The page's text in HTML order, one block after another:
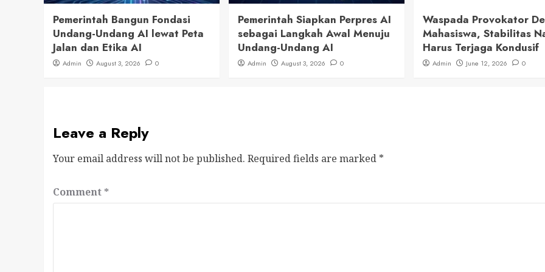
Pemerintah Bangun Fondasi
Undang-Undang AI lewat Peta
Jalan dan Etika AI
Admin August 3, 2026 0
Pemerintah Siapkan Perpres AI
sebagai Langkah Awal Menuju
Undang-Undang AI
Admin August 3, 2026 0
Waspada Provokator
Mahasiswa, Stabilitas
Harus Terjaga Kondusif
Admin June 12, 2026 0
Leave a Reply
Your email address will not be published. Required fields are marked *
Comment *